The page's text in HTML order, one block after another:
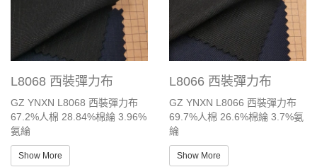
L8068 西裝彈力布
GZ YNXN L8068 西裝彈力布
67.2%人棉 28.84%棉綸 3.96%
氨綸
Show More
L8066 西裝彈力布
GZ YNXN L8066 西裝彈力布
69.7%人棉 26.6%棉綸 3.7%氨
綸
Show More